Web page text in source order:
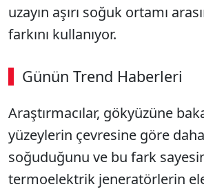
uzayın aşırı soğuk ortamı
farkını kullanıyor.
Günün Trend Haberleri
Araştırmacılar, gökyüzüne
yüzeylerin çevresine göre
soğuduğunu ve bu fark
termoelektrik jeneratörlerin